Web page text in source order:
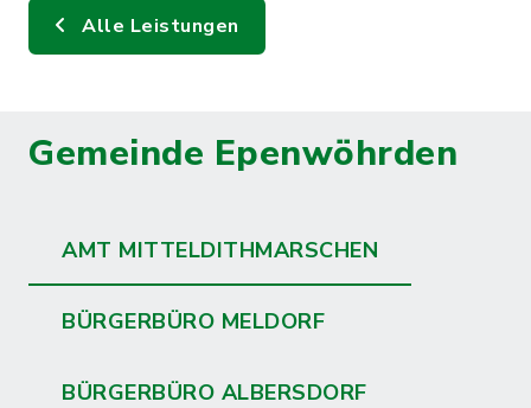
Alle Leistungen
Gemeinde Epenwöhrden
AMT MITTELDITHMARSCHEN
BÜRGERBÜRO MELDORF
BÜRGERBÜRO ALBERSDORF